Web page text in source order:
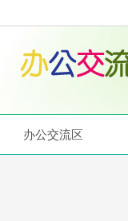
办公交流区